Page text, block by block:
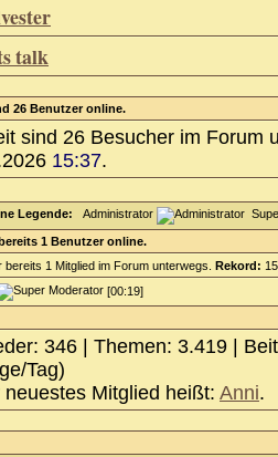
talk
26 Benutzer online.
sind 26 Besucher im Forum
15:37.
Legende: Administrator
1 Benutzer online.
bereits 1 Mitglied im Forum unterwegs. Rekord:
[00:19]
346 | Themen: 3.419 |
Tag)
neuestes Mitglied heißt: Anni.